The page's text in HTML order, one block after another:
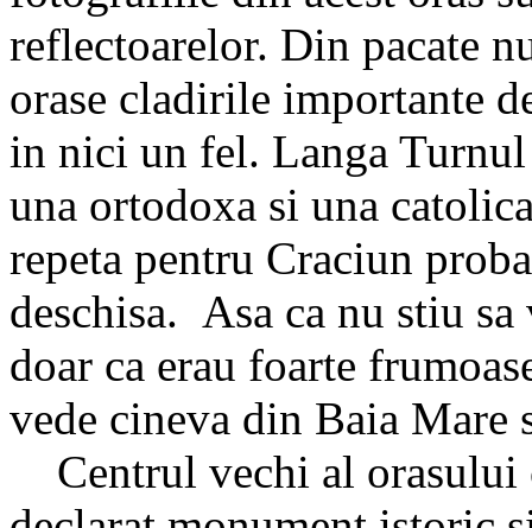
reflectoarelor. Din pacate
orase cladirile importante
in nici un fel. Langa
una ortodoxa si una
repeta pentru Craciun
deschisa. Asa ca nu stiu
doar ca erau foarte
vede cineva din Baia Mare
Centrul vechi al orasului